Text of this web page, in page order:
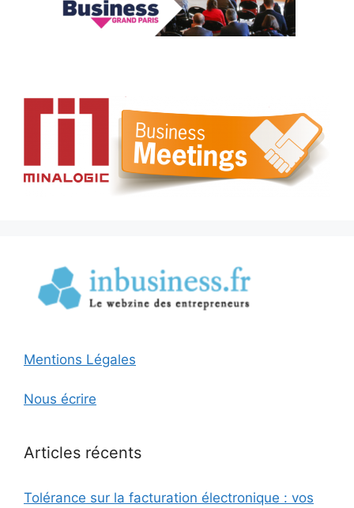
Mentions Légales
Nous écrire
Articles récents
Tolérance sur la facturation électronique : vos